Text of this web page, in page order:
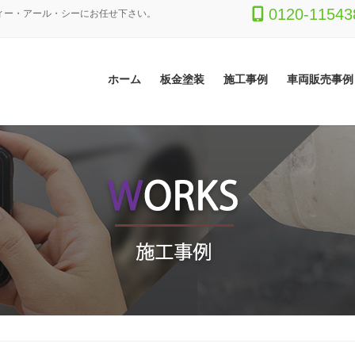
・アール・シーにお任せ下さい。 0120-
ホーム 板金塗装 施工事例 車両販売事例